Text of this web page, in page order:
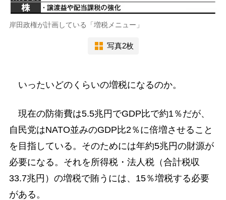
岸田政権が計画している「増税メニュー」
写真2枚
いったいどのくらいの増税になるのか。
現在の防衛費は5.5兆円でGDP比で約1％だが、
自民党はNATO並みのGDP比2％に倍増させること
を目指している。そのためには年約5兆円の財源が
必要になる。それを所得税・法人税（合計税収
33.7兆円）の増税で賄うには、15％増税する必要
がある。